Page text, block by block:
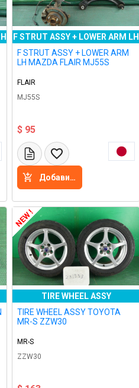
F STRUT ASSY + LOWER ARM LH
F STRUT ASSY + LOWER ARM
LH MAZDA FLAIR MJ55S
FLAIR
MJ55S
$ 95
Добавить в корзину
NEW !
TIRE WHEEL ASSY
TIRE WHEEL ASSY TOYOTA
MR-S ZZW30
MR-S
ZZW30